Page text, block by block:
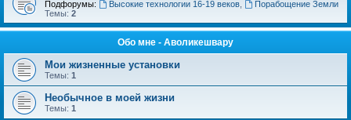
Подфорумы: Высокие технологии 16-19 веков,
Порабощение Земли
Темы: 2
Обо мне - Аволикешвару
Мои жизненные установки
Темы: 1
Необычное в моей жизни
Темы: 1